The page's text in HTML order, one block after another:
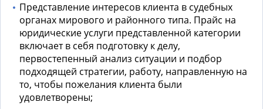
Представление интересов клиента в судебных
органах мирового и районного типа. Прайс на
юридические услуги представленной категории
включает в себя подготовку к делу,
первостепенный анализ ситуации и подбор
подходящей стратегии, работу, направленную на
то, чтобы пожелания клиента были
удовлетворены;